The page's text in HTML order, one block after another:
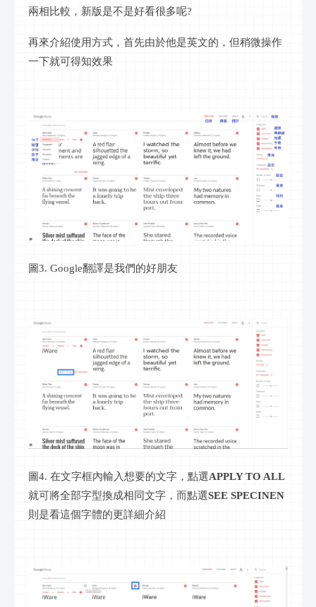
兩相比較，新版是不是好看很多呢?
再來介紹使用方式，首先由於他是英文的，但稍微操作
一下就可得知效果
圖3. Google翻譯是我們的好朋友
圖4. 在文字框內輸入想要的文字，點選APPLY TO ALL
就可將全部字型換成相同文字，而點選SEE SPECINEN
則是看這個字體的更詳細介紹